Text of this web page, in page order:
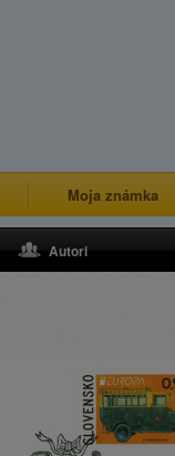
Moja známka
Autori